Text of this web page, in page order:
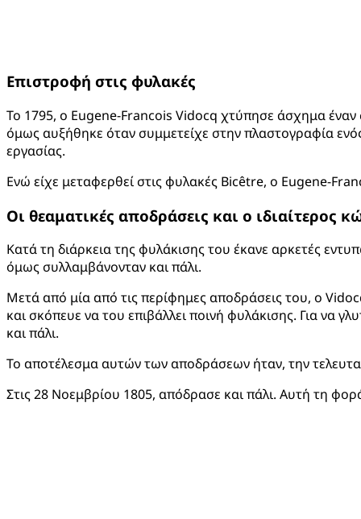
Επιστροφή στις φυλακές
Το 1795, ο Eugene-Francois Vidocq χτύπησε άσχημα
όμως αυξήθηκε όταν συμμετείχε στην πλαστογραφία
εργασίας.
Ενώ είχε μεταφερθεί στις φυλακές Bicêtre, o Eugene-
Οι θεαματικές αποδράσεις και ο ιδιαίτερος
Κατά τη διάρκεια της φυλάκισης του έκανε αρκετές
όμως συλλαμβάνονταν και πάλι.
Μετά από μία από τις περίφημες αποδράσεις του, ο
και σκόπευε να του επιβάλλει ποινή φυλάκισης. Για να
και πάλι.
Το αποτέλεσμα αυτών των αποδράσεων ήταν, την
Στις 28 Νοεμβρίου 1805, απόδρασε και πάλι. Αυτή τη